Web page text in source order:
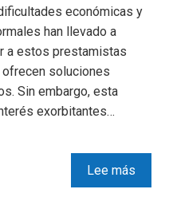
económicas y
han llevado a
a estos prestamistas
soluciones
Sin embargo, esta
exorbitantes…
Lee más